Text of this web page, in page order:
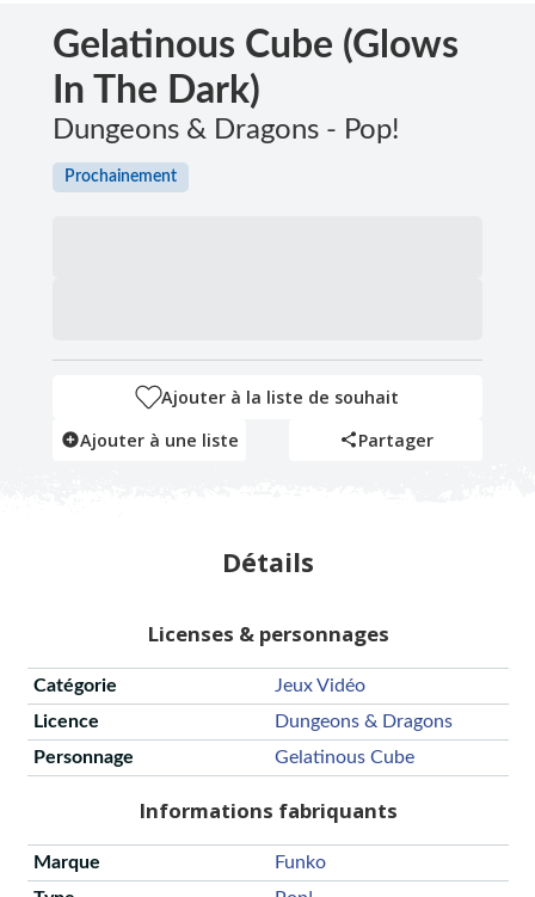
Gelatinous Cube (Glows
In The Dark)
Dungeons & Dragons - Pop!
Prochainement
Ajouter à la liste de souhait
Ajouter à une liste
Partager
Détails
Licenses & personnages
Catégorie
Jeux Vidéo
Licence
Dungeons & Dragons
Personnage
Gelatinous Cube
Informations fabriquants
Marque
Funko